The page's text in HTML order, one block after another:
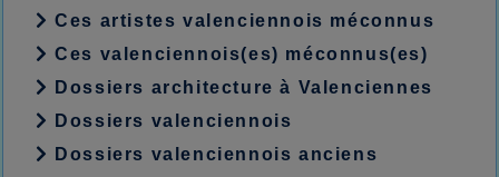
Ces artistes valenciennois méconnus
Ces valenciennois(es) méconnus(es)
Dossiers architecture à Valenciennes
Dossiers valenciennois
Dossiers valenciennois anciens